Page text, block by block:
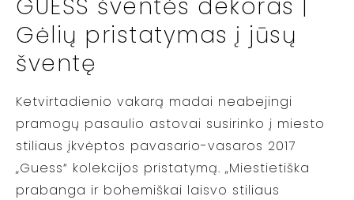
GUESS šventės dekoras |
Gėlių pristatymas į jūsų
šventę
Ketvirtadienio vakarą madai neabejingi
pramogų pasaulio astovai susirinko į miesto
stiliaus įkvėptos pavasario-vasaros 2017
„Guess“ kolekcijos pristatymą. „Miestietiška
prabanga ir bohemiškai laisvo stiliaus